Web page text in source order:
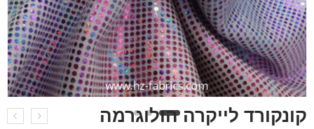
קונקורד לייקרה הולוגרמה